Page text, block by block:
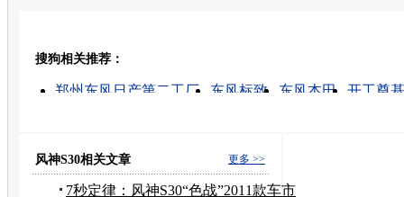
搜狗相关推荐：
郑州东风日产第二工厂 东风标致 东风本田
开工奠基
更多 >>
风神S30相关文章
7秒定律：风神S30“色战”2011款车市